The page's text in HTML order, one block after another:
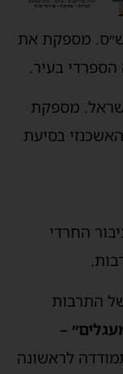
מספקת את
בעיר.
מספקת
בסיעת
החרדי
–
לראשונה